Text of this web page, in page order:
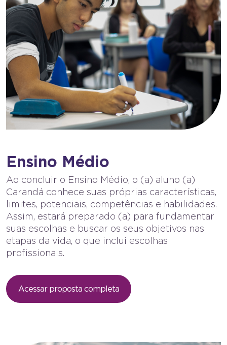
Ensino Médio
Ao concluir o Ensino Médio, o (a) aluno (a)
Carandá conhece suas próprias características,
limites, potenciais, competências e habilidades.
Assim, estará preparado (a) para fundamentar
suas escolhas e buscar os seus objetivos nas
etapas da vida, o que inclui escolhas
profissionais.
Acessar proposta completa